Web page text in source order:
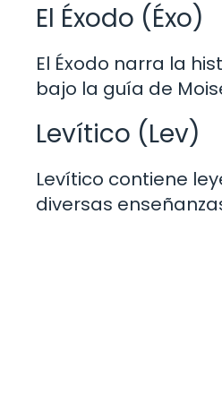
El Éxodo (Éxo)
El Éxodo narra la
bajo la guía de
Levítico (Lev)
Levítico contiene
diversas